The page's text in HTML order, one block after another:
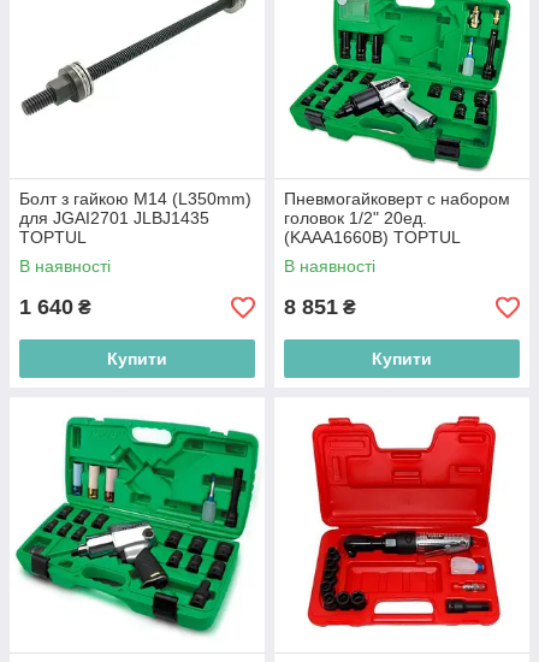
Болт з гайкою M14 (L350mm)
для JGAI2701 JLBJ1435
TOPTUL
В наявності
1 640 ₴
Купити
Пневмогайковерт с набором
головок 1/2" 20ед.
(KAAA1660B) TOPTUL
GDAI2002E
В наявності
8 851 ₴
Купити